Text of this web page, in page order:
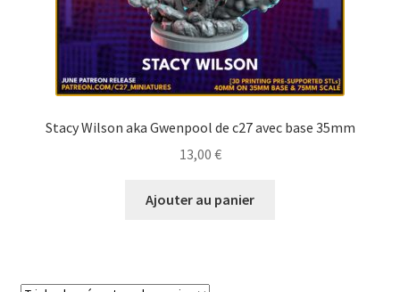
Stacy Wilson aka Gwenpool de c27 avec base 35mm
13,00 €
Ajouter au panier